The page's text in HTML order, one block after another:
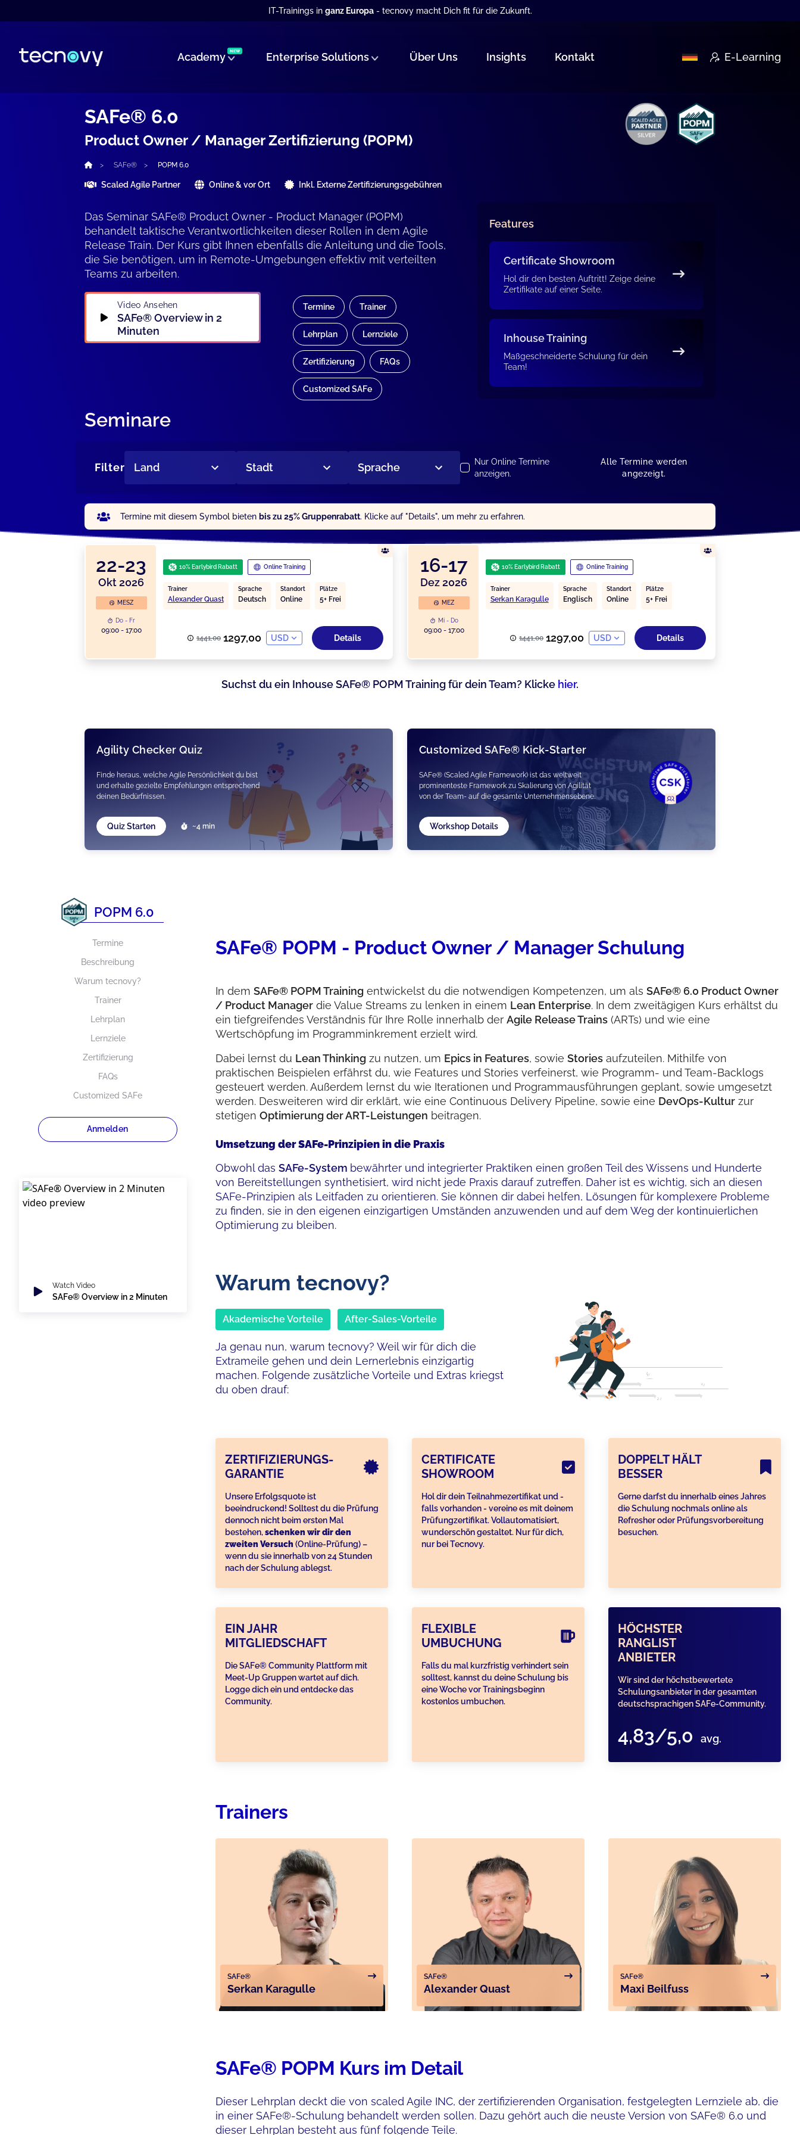
IT-Trainings in ganz Europa- tecnovy macht Dich fit für die Zukunft.
Academy NEW Enterprise Solutions Über Uns Insights Kontakt E-Learning
SAFe® 6.0
Product Owner / Manager Zertifizierung (POPM)
SAFe® POPM 6.0
Scaled Agile Partner Online & vor Ort Inkl. Externe Zertifizierungsgebühren
Das Seminar SAFe® Product Owner - Product Manager (POPM)
behandelt taktische Verantwortlichkeiten dieser Rollen in dem Agile
Release Train. Der Kurs gibt Ihnen ebenfalls die Anleitung und die Tools,
die Sie benötigen, um in Remote-Umgebungen effektiv mit verteilten
Teams zu arbeiten.
Video Ansehen
SAFe® Overview in 2
Minuten
Termine Trainer
Lehrplan Lernziele
Zertifizierung FAQs
Customized SAFe
Features
Certificate Showroom
Hol dir den besten Auftritt! Zeige deine
Zertifikate auf einer Seite.
Inhouse Training
Maßgeschneiderte Schulung für dein
Team!
Seminare
Filter Land Stadt Sprache
Nur Online Termine
anzeigen.
Alle Termine werden
angezeigt.
Termine mit diesem Symbol bieten bis zu 25% Gruppenrabatt. Klicke auf "Details", um mehr zu erfahren.
22-23
Okt 2026
MESZ
Do - Fr
09:00 - 17:00
10% Earlybird Rabatt Online Training
Trainer
Alexander Quast
Sprache
Deutsch
Standort
Online
Plätze
5+ Frei
1441,00 1297,00 USD Details
16-17
Dez 2026
MEZ
Mi - Do
09:00 - 17:00
10% Earlybird Rabatt Online Training
Trainer
Serkan Karagulle
Sprache
Englisch
Standort
Online
Plätze
5+ Frei
1441,00 1297,00 USD Details
Suchst du ein Inhouse SAFe® POPM Training für dein Team? Klicke hier.
Customized SAFe® Kick-Starter
SAFe® (Scaled Agile Framework) ist das weltweit
prominenteste Framework zu Skalierung von Agilität
von der Team- auf die gesamte Unternehmensebene.
Workshop Details
Agility Checker Quiz
Finde heraus, welche Agile Persönlichkeit du bist
und erhalte gezielte Empfehlungen entsprechend
deinen Bedürfnissen.
Quiz Starten ~4 min
POPM 6.0
Termine
Beschreibung
Warum tecnovy?
Trainer
Lehrplan
Lernziele
Zertifizierung
FAQs
Customized SAFe
Anmelden
Watch Video
SAFe® Overview in 2 Minuten
SAFe® POPM - Product Owner / Manager Schulung
In dem SAFe® POPM Training entwickelst du die notwendigen Kompetenzen, um als SAFe® 6.0 Product Owner
/ Product Manager die Value Streams zu lenken in einem Lean Enterprise. In dem zweitägigen Kurs erhältst du
ein tiefgreifendes Verständnis für Ihre Rolle innerhalb der Agile Release Trains (ARTs) und wie eine
Wertschöpfung im Programminkrement erzielt wird.
Dabei lernst du Lean Thinking zu nutzen, um Epics in Features, sowie Stories aufzuteilen. Mithilfe von
praktischen Beispielen erfährst du, wie Features und Stories verfeinerst, wie Programm- und Team-Backlogs
gesteuert werden. Außerdem lernst du wie Iterationen und Programmausführungen geplant, sowie umgesetzt
werden. Desweiteren wird dir erklärt, wie eine Continuous Delivery Pipeline, sowie eine DevOps-Kultur zur
stetigen Optimierung der ART-Leistungen beitragen.
Umsetzung der SAFe-Prinzipien in die Praxis
Obwohl das SAFe-System bewährter und integrierter Praktiken einen großen Teil des Wissens und Hunderte
von Bereitstellungen synthetisiert, wird nicht jede Praxis darauf zutreffen. Daher ist es wichtig, sich an diesen
SAFe-Prinzipien als Leitfaden zu orientieren. Sie können dir dabei helfen, Lösungen für komplexere Probleme
zu finden, sie in den eigenen einzigartigen Umständen anzuwenden und auf dem Weg der kontinuierlichen
Optimierung zu bleiben.
Warum tecnovy?
Akademische Vorteile After-Sales-Vorteile
Ja genau nun, warum tecnovy? Weil wir für dich die
Extrameile gehen und dein Lernerlebnis einzigartig
machen. Folgende zusätzliche Vorteile und Extras kriegst
du oben drauf:
ZERTIFIZIERUNGS-
GARANTIE
Unsere Erfolgsquote ist
beeindruckend! Solltest du die Prüfung
dennoch nicht beim ersten Mal
bestehen,schenken wir dir den
zweiten Versuch (Online-Prüfung) –
wenn du sie innerhalb von 24 Stunden
nach der Schulung ablegst.
CERTIFICATE
SHOWROOM
Hol dir dein Teilnahmezertifikat und -
falls vorhanden - vereine es mit deinem
Prüfungzertifikat. Vollautomatisiert,
wunderschön gestaltet. Nur für dich,
nur bei Tecnovy.
DOPPELT HÄLT
BESSER
Gerne darfst du innerhalb eines Jahres
die Schulung nochmals online als
Refresher oder Prüfungsvorbereitung
besuchen.
EIN JAHR
MITGLIEDSCHAFT
Die SAFe® Community Plattform mit
Meet-Up Gruppen wartet auf dich.
Logge dich ein und entdecke das
Community.
FLEXIBLE
UMBUCHUNG
Falls du mal kurzfristig verhindert sein
solltest, kannst du deine Schulung bis
eine Woche vor Trainingsbeginn
kostenlos umbuchen.
HÖCHSTER
RANGLIST
ANBIETER
Wir sind der höchstbewertete
Schulungsanbieter in der gesamten
deutschsprachigen SAFe-Community.
4,83/5,0 avg.
Trainers
SAFe®
Serkan Karagulle
SAFe®
Alexander Quast
SAFe®
Maxi Beilfuss
SAFe® POPM Kurs im Detail
Dieser Lehrplan deckt die von scaled Agile INC, der zertifizierenden Organisation, festgelegten Lernziele ab, die
in einer SAFe®-Schulung behandelt werden sollen. Dazu gehört auch die neuste Version von SAFe® 6.0 und
dieser Lehrplan besteht aus fünf folgende Teile.